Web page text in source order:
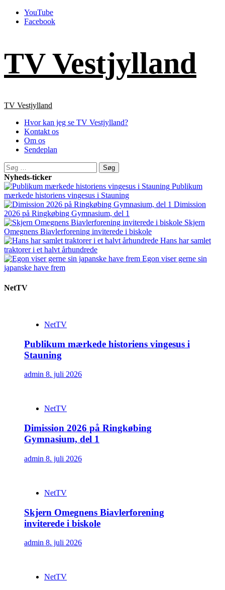
Skip
YouTube
Facebook
TV Vestjylland
Primary
TV Vestjylland
Hvor kan jeg se TV Vestjylland?
Kontakt os
Om os
Sendeplan
Søg
efter:
Nyheds-ticker
Publikum
mærkede historiens vingesus i Stauning
Dimission
2026 på Ringkøbing Gymnasium, del 1
Skjern
Omegnens Biavlerforening inviterede i biskole
Hans har samlet
traktorer i et halvt århundrede
Egon viser gerne sin
japanske have frem
NetTV
NetTV
Publikum mærkede historiens vingesus i
Stauning
admin 8. juli 2026
NetTV
Dimission 2026 på Ringkøbing
Gymnasium, del 1
admin 8. juli 2026
NetTV
Skjern Omegnens Biavlerforening
inviterede i biskole
admin 8. juli 2026
NetTV